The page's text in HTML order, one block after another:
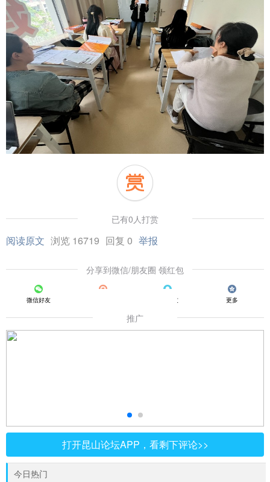
已有0人打赏
阅读原文 浏览 16719 回复 0 举报
分享到微信/朋友圈 领红包
微信好友 QQ好友 更多
推广
打开昆山论坛APP，看剩下评论>>
今日热门